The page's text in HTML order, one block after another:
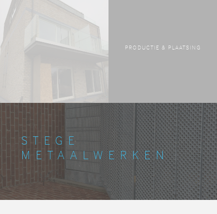
PRODUCTIE & PLAATSING
STEGE
METAALWERKEN